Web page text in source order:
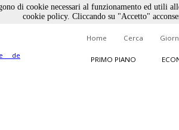
de
Home Cerca
PRIMO PIANO
di cookie necessari al funzionamento ed utili
cookie policy. Cliccando su "Accetto"